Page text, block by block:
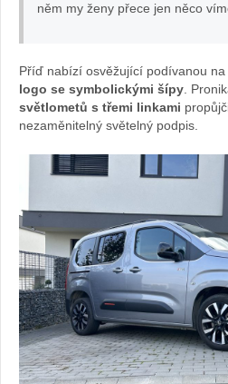
něm my ženy přece jen něco
Příď nabízí osvěžující podívanou na
logo se symbolickými šípy .
světlometů s třemi linkami
nezaměnitelný světelný podpis.